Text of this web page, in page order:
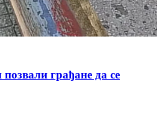
грађане да се